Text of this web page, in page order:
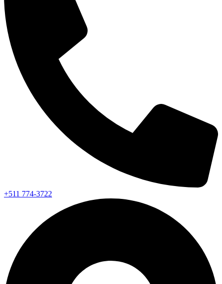
+511 774-3722